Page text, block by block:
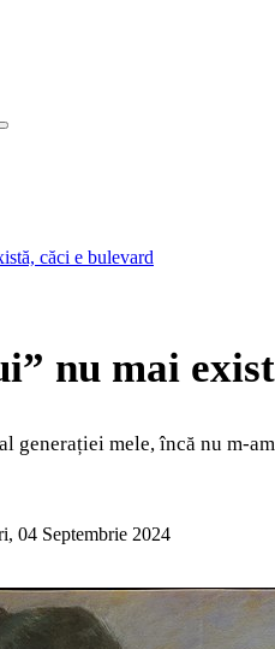
căci e bulevard
nu mai
generației mele, încă nu m-
04 Septembrie 2024